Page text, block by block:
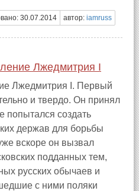
30.07.2014 автор: iamruss
Лжедмитрия I
Лжедмитрия I. Первый
и твердо. Он принял
попытался создать
держав для борьбы
вскоре он вызвал
подданных тем,
русских обычаев и
с ними поляки